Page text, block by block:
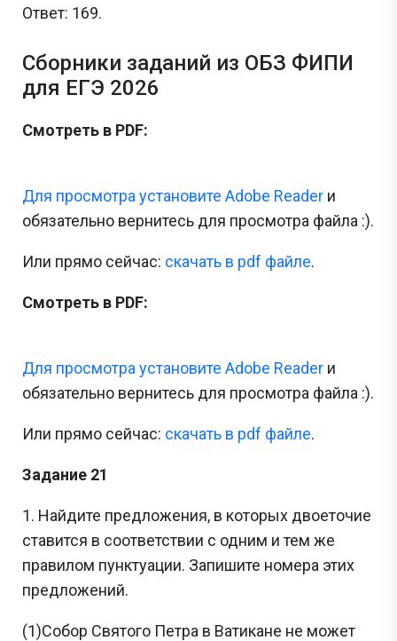
Ответ: 169.
Сборники заданий из ОБЗ ФИПИ
для ЕГЭ 2026
Смотреть в PDF:
Для просмотра установите Adobe Reader и
обязательно вернитесь для просмотра файла :).
Или прямо сейчас: cкачать в pdf файле.
Смотреть в PDF:
Для просмотра установите Adobe Reader и
обязательно вернитесь для просмотра файла :).
Или прямо сейчас: cкачать в pdf файле.
Задание 21
1. Найдите предложения, в которых двоеточие
ставится в соответствии с одним и тем же
правилом пунктуации. Запишите номера этих
предложений.
(1)Собор Святого Петра в Ватикане не может